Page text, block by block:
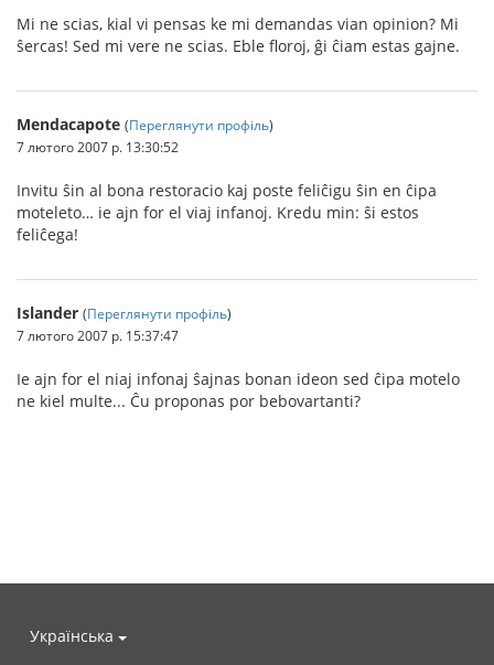
Mi ne scias, kial vi pensas ke mi demandas vian opinion? Mi
ŝercas! Sed mi vere ne scias. Eble floroj, ĝi ĉiam estas gajne.
Mendacapote (Переглянути профіль)
7 лютого 2007 р. 13:30:52
Invitu ŝin al bona restoracio kaj poste feliĉigu ŝin en ĉipa
moteleto… ie ajn for el viaj infanoj. Kredu min: ŝi estos
feliĉega!
Islander (Переглянути профіль)
7 лютого 2007 р. 15:37:47
Ie ajn for el niaj infonaj ŝajnas bonan ideon sed ĉipa motelo
ne kiel multe... Ĉu proponas por bebovartanti?
Українська